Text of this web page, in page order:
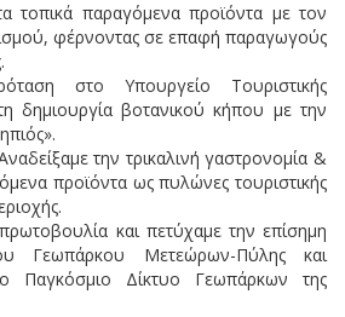
τοπικά παραγόμενα προϊόντα με τον
φέρνοντας σε επαφή παραγωγούς
στο Υπουργείο Τουριστικής
δημιουργία βοτανικού κήπου με την
την τρικαλινή γαστρονομία &
προϊόντα ως πυλώνες τουριστικής
και πετύχαμε την επίσημη
Γεωπάρκου Μετεώρων-Πύλης και
Παγκόσμιο Δίκτυο Γεωπάρκων της